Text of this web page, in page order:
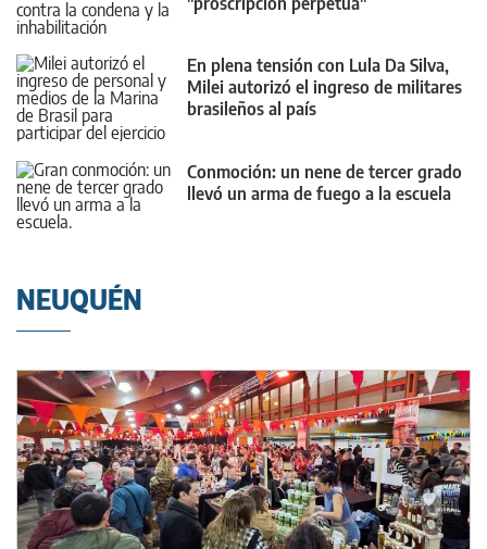
En plena tensión con Lula Da Silva,
Milei autorizó el ingreso de militares
brasileños al país
Conmoción: un nene de tercer grado
llevó un arma de fuego a la escuela
NEUQUÉN